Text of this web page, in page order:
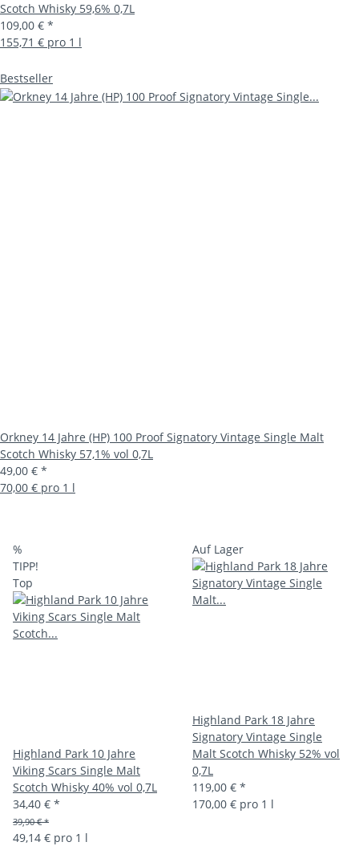
Scotch Whisky 59,6% 0,7L
109,00 € *
155,71 € pro 1 l
Bestseller
Orkney 14 Jahre (HP) 100 Proof Signatory Vintage Single Malt
Scotch Whisky 57,1% vol 0,7L
49,00 € *
70,00 € pro 1 l
%
TIPP!
Top
Highland Park 10 Jahre
Viking Scars Single Malt
Scotch Whisky 40% vol 0,7L
34,40 € *
39,90 € *
49,14 € pro 1 l
Auf Lager
Highland Park 18 Jahre
Signatory Vintage Single
Malt Scotch Whisky 52% vol
0,7L
119,00 € *
170,00 € pro 1 l